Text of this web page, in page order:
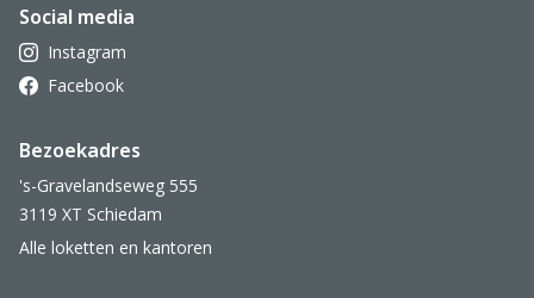
Social media
Instagram
Facebook
Bezoekadres
's-Gravelandseweg 555
3119 XT Schiedam
Alle loketten en kantoren